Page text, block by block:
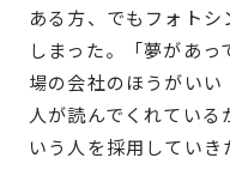
ある方、でもフォト
しまった。「夢があ
場の会社のほうがい
人が読んでくれている
いう人を採用していき